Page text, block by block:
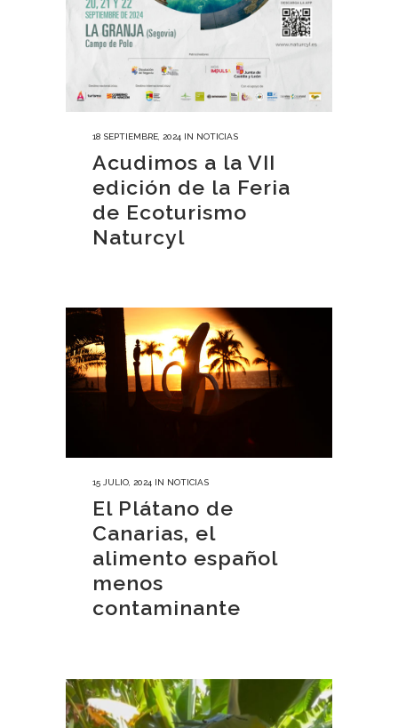
18 SEPTIEMBRE, 2024 IN NOTICIAS
Acudimos a la VII
edición de la Feria
de Ecoturismo
Naturcyl
15 JULIO, 2024 IN NOTICIAS
El Plátano de
Canarias, el
alimento español
menos
contaminante